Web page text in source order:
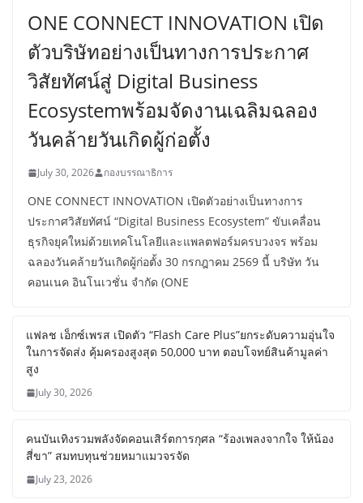
ONE CONNECT INNOVATION เปิด
ตัวบริษัทอย่างเป็นทางการประกาศ
วิสัยทัศน์สู่ Digital Business
Ecosystemพร้อมจัดงานเฉลิมฉลอง
วันคล้ายวันเกิดผู้ก่อตั้ง
July 30, 2026 กองบรรณาธิการ
ONE CONNECT INNOVATION เปิดตัวอย่างเป็นทางการ
ประกาศวิสัยทัศน์ “Digital Business Ecosystem” ขับเคลื่อน
ธุรกิจยุคใหม่ด้วยเทคโนโลยีและแพลตฟอร์มครบวงจร พร้อม
ฉลองวันคล้ายวันเกิดผู้ก่อตั้ง 30 กรกฎาคม​ 2569​ นี้ บริษัท วัน
คอนเนค อินโนเวชั่น จำกัด (ONE
แฟลช เอ็กซ์เพรส เปิดตัว “Flash Care Plus”ยกระดับความอุ่นใจ
ในการจัดส่ง คุ้มครองสูงสุด 50,000 บาท ตอบโจทย์สินค้ามูลค่า
สูง
July 30, 2026
คนบันเทิงรวมพลังจัดคอนเสิร์ตการกุศล “ร้องเพลงจากใจ ให้น้อง
สี่ขา” สมทบทุนช่วยหมาแมวจรจัด
July 23, 2026